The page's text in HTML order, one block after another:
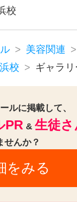
校
美容関連
校 ギャラ
ルに掲載して、
PR & 生徒
せんか？
をみる